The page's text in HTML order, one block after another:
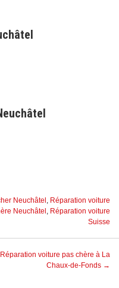
Neuchâtel , Réparation voiture
Neuchâtel , Réparation voiture
Suisse
Réparation voiture pas chère à La
Chaux-de-Fonds →